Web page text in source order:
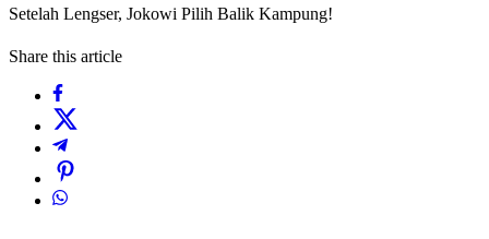
Setelah Lengser, Jokowi Pilih Balik Kampung!
Share this article